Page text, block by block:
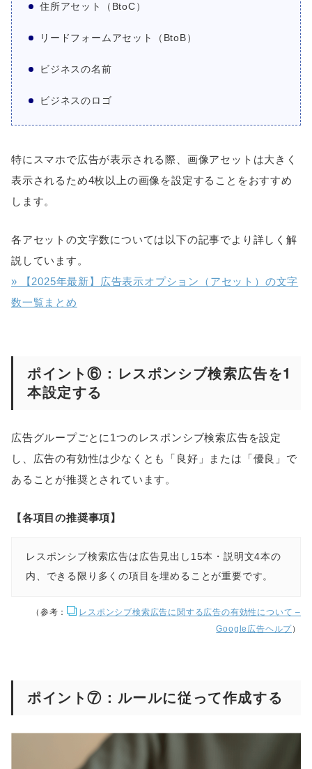
住所アセット（BtoC）
リードフォームアセット（BtoB）
ビジネスの名前
ビジネスのロゴ
特にスマホで広告が表示される際、画像アセットは大きく
表示されるため4枚以上の画像を設定することをおすすめ
します。
各アセットの文字数については以下の記事でより詳しく解
説しています。
» 【2025年最新】広告表示オプション（アセット）の文字
数一覧まとめ
ポイント⑥：レスポンシブ検索広告を1
本設定する
広告グループごとに1つのレスポンシブ検索広告を設定
し、広告の有効性は少なくとも「良好」または「優良」で
あることが推奨とされています。
【各項目の推奨事項】
レスポンシブ検索広告は広告見出し15本・説明文4本の
内、できる限り多くの項目を埋めることが重要です。
（参考：
レスポンシブ検索広告に関する広告の有効性について –
Google広告ヘルプ）
ポイント⑦：ルールに従って作成する